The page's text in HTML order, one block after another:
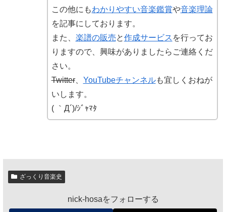
この他にもわかりやすい音楽鑑賞や音楽理論
を記事にしております。
また、 楽譜の販売と作成サービス を行ってお
りますので、興味がありましたらご連絡くだ
さい。
Twitter、 YouTubeチャンネルも宜しくおねが
いします。
( ｀Д´)/ｼﾞｬﾏﾀ
ざっくり音楽史
nick-hosaをフォローする